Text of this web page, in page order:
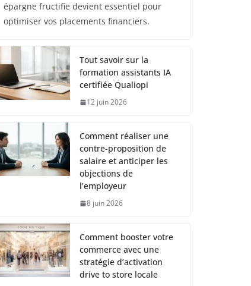
épargne fructifie devient essentiel pour
optimiser vos placements financiers.
Tout savoir sur la
formation assistants IA
certifiée Qualiopi
12 juin 2026
Comment réaliser une
contre-proposition de
salaire et anticiper les
objections de
l’employeur
8 juin 2026
Comment booster votre
commerce avec une
stratégie d’activation
drive to store locale